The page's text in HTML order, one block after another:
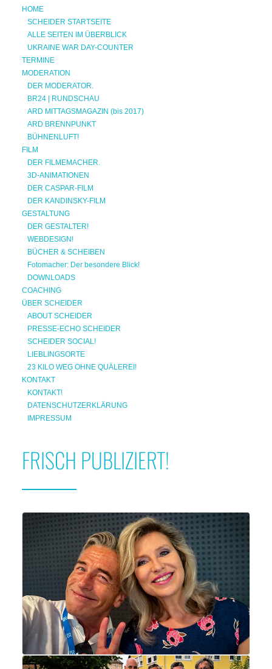
HOME
SCHEIDER STARTSEITE
ALLE SEITEN IM ÜBERBLICK
UKRAINE WAR DAY-COUNTER
TERMINE
MODERATION
DER MODERATOR.
BR24 | RUNDSCHAU
ARD MITTAGSMAGAZIN (bis 2017)
ARD BRENNPUNKT
BÜHNENLUFT!
FILM
DER FILMEMACHER.
3D-ANIMATIONEN
DER CASPAR-FILM
DER KANDINSKY-FILM
GESTALTUNG
DER GESTALTER!
WEBDESIGN!
BÜCHER & SCHEIBEN
Fotomacher: Der besondere Blick!
DOWNLOADS
COACHING
ÜBER SCHEIDER
ABOUT SCHEIDER
PRESSE-ECHO SCHEIDER
SCHEIDER SOCIAL!
LIEBLINGSORTE
23 KILO WEG OHNE QUÄLEREI!
KONTAKT
KONTAKT!
DATENSCHUTZERKLÄRUNG
IMPRESSUM
FRISCH PUBLIZIERT!